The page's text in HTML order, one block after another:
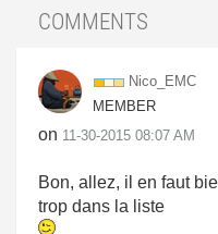
COMMENTS
Nico_EMC
MEMBER
on ‎11-30-2015 08:07 AM
Bon, allez, il en faut
trop dans la liste